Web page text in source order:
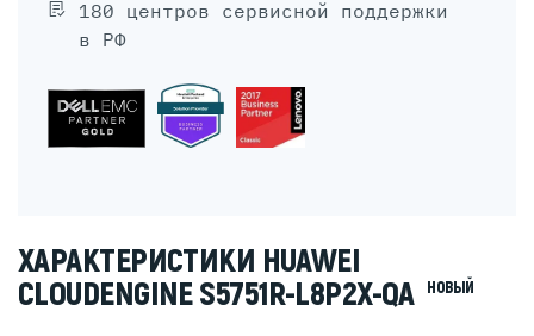
180 центров сервисной поддержки
в РФ
ХАРАКТЕРИСТИКИ HUAWEI
CLOUDENGINE S5751R-L8P2X-QA
НОВЫЙ